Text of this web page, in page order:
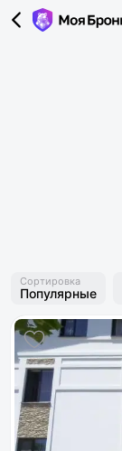
Сортировка
Популярные